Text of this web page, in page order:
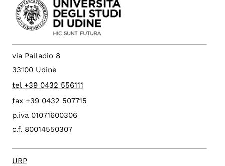
via Palladio 8
33100 Udine
tel +39 0432 556111
fax +39 0432 507715
p.iva 01071600306
c.f. 80014550307
URP